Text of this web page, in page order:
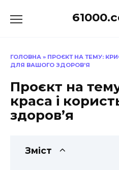
до
ГОЛОВНА » ПРОЄКТ НА ТЕМУ:
ДЛЯ ВАШОГО ЗДОРОВ’Я
Проєкт на
краса і
здоров’я
Зміст